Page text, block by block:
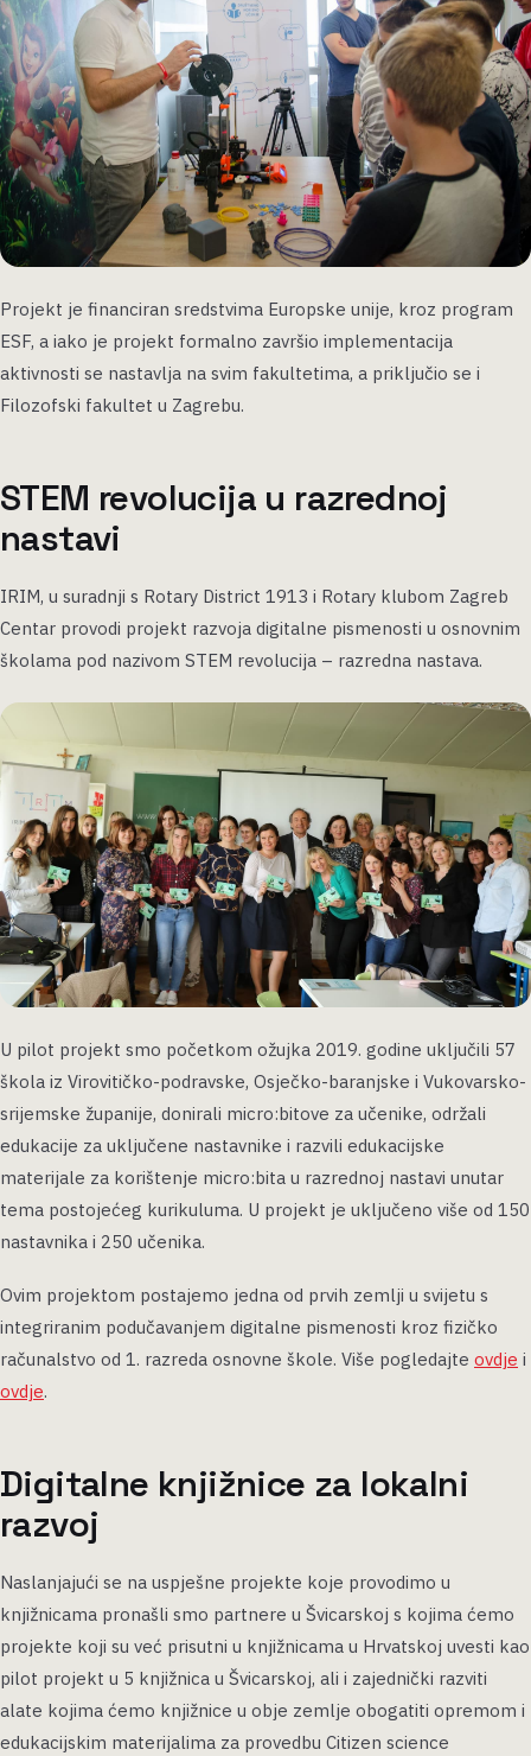
Projekt je financiran sredstvima Europske unije, kroz program
ESF, a iako je projekt formalno završio implementacija
aktivnosti se nastavlja na svim fakultetima, a priključio se i
Filozofski fakultet u Zagrebu.
STEM revolucija u razrednoj
nastavi
IRIM, u suradnji s Rotary District 1913 i Rotary klubom Zagreb
Centar provodi projekt razvoja digitalne pismenosti u osnovnim
školama pod nazivom STEM revolucija – razredna nastava.
U pilot projekt smo početkom ožujka 2019. godine uključili 57
škola iz Virovitičko-podravske, Osječko-baranjske i Vukovarsko-
srijemske županije, donirali micro:bitove za učenike, održali
edukacije za uključene nastavnike i razvili edukacijske
materijale za korištenje micro:bita u razrednoj nastavi unutar
tema postojećeg kurikuluma. U projekt je uključeno više od 150
nastavnika i 250 učenika.
Ovim projektom postajemo jedna od prvih zemlji u svijetu s
integriranim podučavanjem digitalne pismenosti kroz fizičko
računalstvo od 1. razreda osnovne škole. Više pogledajte ovdje i
ovdje.
Digitalne knjižnice za lokalni
razvoj
Naslanjajući se na uspješne projekte koje provodimo u
knjižnicama pronašli smo partnere u Švicarskoj s kojima ćemo
projekte koji su već prisutni u knjižnicama u Hrvatskoj uvesti kao
pilot projekt u 5 knjižnica u Švicarskoj, ali i zajednički razviti
alate kojima ćemo knjižnice u obje zemlje obogatiti opremom i
edukacijskim materijalima za provedbu Citizen science